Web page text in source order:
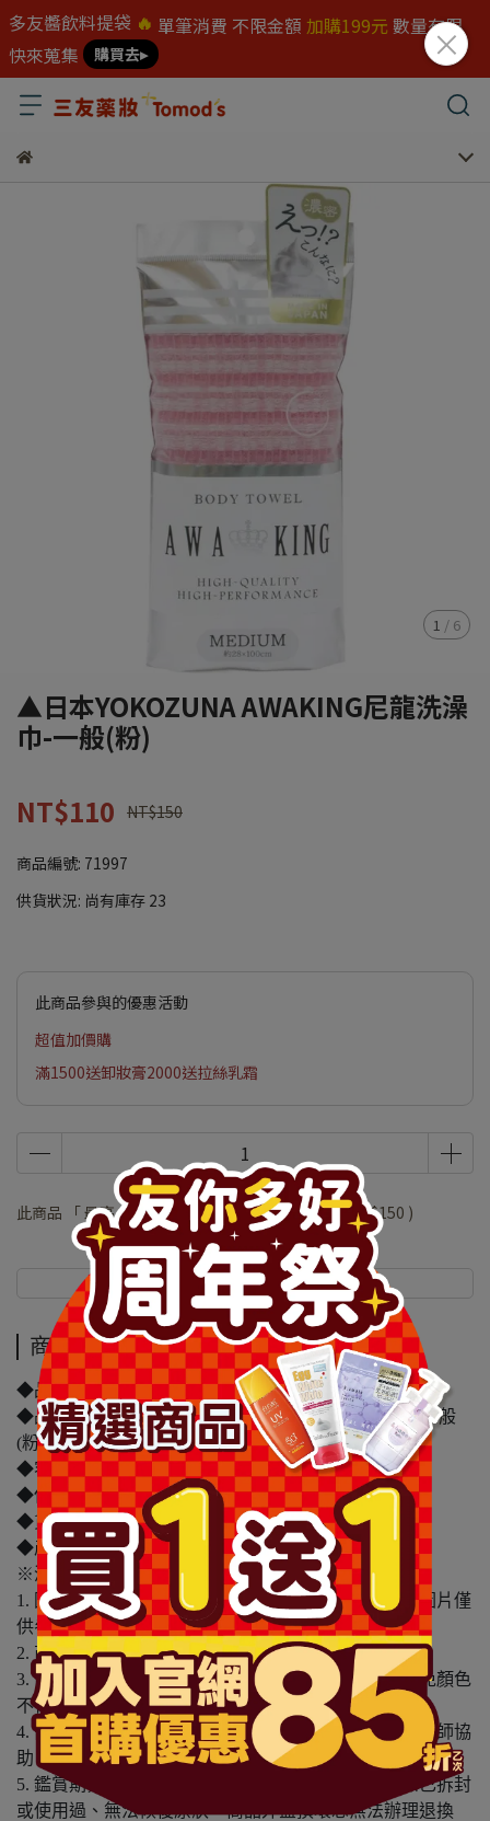
多友醬飲料提袋 🔥 單筆消費 不限金額 加購199元 數量有限
快來蒐集
購買去▸
1 / 6
▲日本YOKOZUNA AWAKING尼龍洗澡
巾-一般(粉)
NT$110 NT$150
商品編號: 71997
供貨狀況: 尚有庫存 23
此商品參與的優惠活動
超值加價購
滿1500送卸妝膏2000送拉絲乳霜
此商品 「 最高 」可以折抵紅利30000點 (約等於NT$150 )
商品介紹 規格說明
商品介紹
◆品牌名稱：日本YOKOZUNA
◆品名：▲日本YOKOZUNA AWAKING尼龍洗澡巾-一般
(粉)
◆容量/規格：28x100cm
◆保存期限(天)：3650天
◆貨源：公司貨
◆產地： 日本
※溫馨提醒：
1. 因電腦螢幕設定及個人觀感之差異，本賣場之商品圖片僅
供參考，依實際收到商品為準。
2. 商品包裝會有新舊轉換期，依實際收到商品為準。
3. 商品下訂前，建議實際試色、試用後再行購買，避免顏色
不符或肌膚不適等症狀。
4. 商品使用後若出現不適或非預期反應，請尋求專業醫師協
助。
5. 鑑賞期非試用期，本產品屬於私人消耗性產品，如已拆封
或使用過、無法恢復原狀、商品外盒損壞恕無法辦理退換